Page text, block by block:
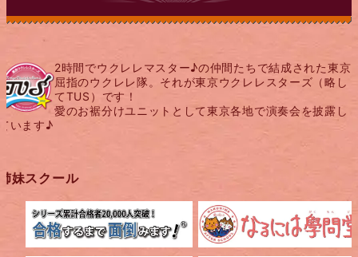
2時間でウクレレマスター♪の仲間たちで結成された東京
屈指のウクレレ隊。それが東京ウクレレスターズ（略し
てTUS）です！
愛のお裾分けユニットとして東京各地で演奏会を披露し
います♪
妹スクール